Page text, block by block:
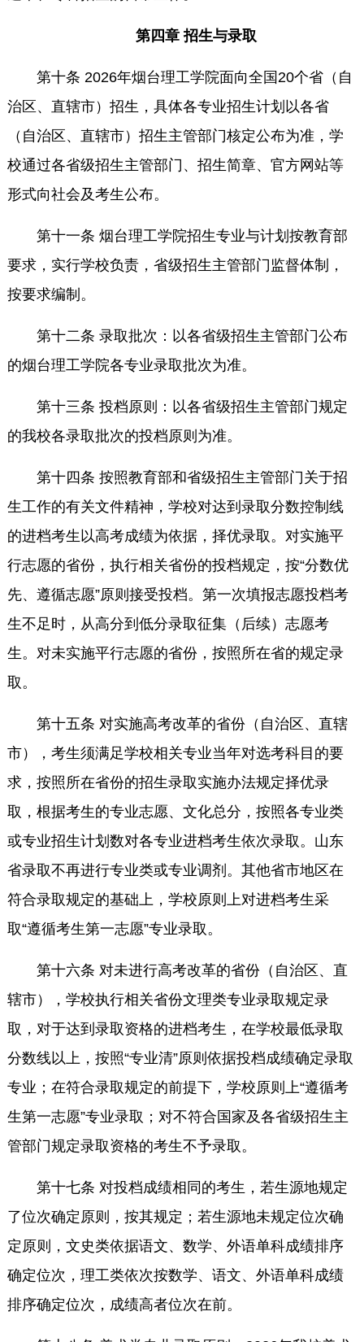
第四章 招生与录取
第十条 2026年烟台理工学院面向全国20个省（自
治区、直辖市）招生，具体各专业招生计划以各省
（自治区、直辖市）招生主管部门核定公布为准，学
校通过各省级招生主管部门、招生简章、官方网站等
形式向社会及考生公布。
第十一条 烟台理工学院招生专业与计划按教育部
要求，实行学校负责，省级招生主管部门监督体制，
按要求编制。
第十二条 录取批次：以各省级招生主管部门公布
的烟台理工学院各专业录取批次为准。
第十三条 投档原则：以各省级招生主管部门规定
的我校各录取批次的投档原则为准。
第十四条 按照教育部和省级招生主管部门关于招
生工作的有关文件精神，学校对达到录取分数控制线
的进档考生以高考成绩为依据，择优录取。对实施平
行志愿的省份，执行相关省份的投档规定，按“分数优
先、遵循志愿”原则接受投档。第一次填报志愿投档考
生不足时，从高分到低分录取征集（后续）志愿考
生。对未实施平行志愿的省份，按照所在省的规定录
取。
第十五条 对实施高考改革的省份（自治区、直辖
市），考生须满足学校相关专业当年对选考科目的要
求，按照所在省份的招生录取实施办法规定择优录
取，根据考生的专业志愿、文化总分，按照各专业类
或专业招生计划数对各专业进档考生依次录取。山东
省录取不再进行专业类或专业调剂。其他省市地区在
符合录取规定的基础上，学校原则上对进档考生采
取“遵循考生第一志愿”专业录取。
第十六条 对未进行高考改革的省份（自治区、直
辖市），学校执行相关省份文理类专业录取规定录
取，对于达到录取资格的进档考生，在学校最低录取
分数线以上，按照“专业清”原则依据投档成绩确定录取
专业；在符合录取规定的前提下，学校原则上“遵循考
生第一志愿”专业录取；对不符合国家及各省级招生主
管部门规定录取资格的考生不予录取。
第十七条 对投档成绩相同的考生，若生源地规定
了位次确定原则，按其规定；若生源地未规定位次确
定原则，文史类依据语文、数学、外语单科成绩排序
确定位次，理工类依次按数学、语文、外语单科成绩
排序确定位次，成绩高者位次在前。